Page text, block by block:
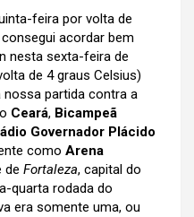
feira por volta de
acordar bem
nesta sexta-feira de
de 4 graus Celsius)
nossa partida contra a
Ceará, Bicampeã
Governador Plácido
como Arena
de Fortaleza, capital do
quarta rodada do
era somente uma, ou